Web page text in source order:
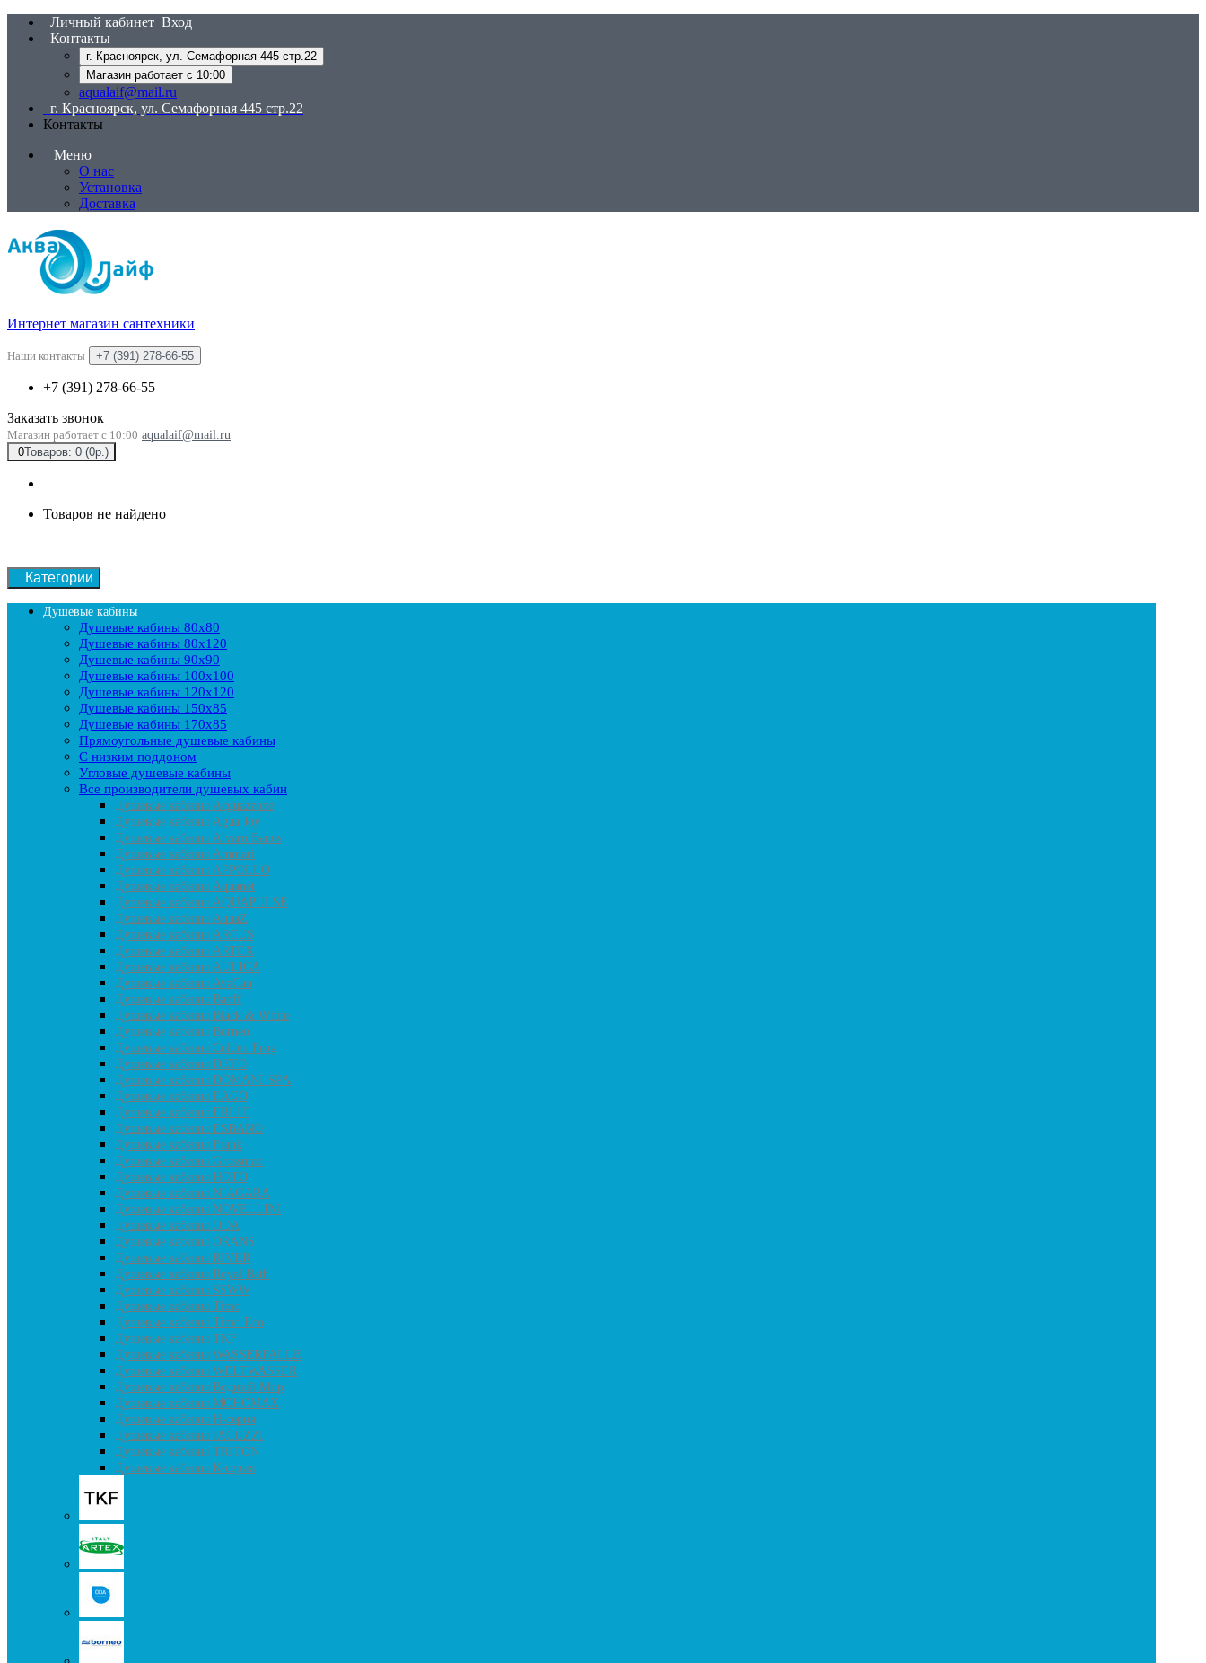
Личный кабинет Вход
Контакты
г. Красноярск, ул. Семафорная 445 стр.22
Магазин работает с 10:00
aqualaif@mail.ru
г. Красноярск, ул. Семафорная 445 стр.22
Контакты
Меню
О нас
Установка
Доставка
Интернет магазин сантехники
Наши контакты +7 (391) 278-66-55
+7 (391) 278-66-55
Заказать звонок
Магазин работает с 10:00 aqualaif@mail.ru
0Товаров: 0 (0р.)
Товаров не найдено
Категории
Душевые кабины
Душевые кабины 80x80
Душевые кабины 80x120
Душевые кабины 90х90
Душевые кабины 100x100
Душевые кабины 120x120
Душевые кабины 150x85
Душевые кабины 170x85
Прямоугольные душевые кабины
С низким поддоном
Угловые душевые кабины
Все производители душевых кабин
Душевые кабины Acguazzone
Душевые кабины Agua Joy
Душевые кабины Alvaro Banos
Душевые кабины Ammari
Душевые кабины APPOLLO
Душевые кабины Aquanet
Душевые кабины AQUAPULSE
Душевые кабины AquaZ
Душевые кабины ARCUS
Душевые кабины ARTEX
Душевые кабины AULICA
Душевые кабины AvaCan
Душевые кабины Banff
Душевые кабины Black & White
Душевые кабины Borneo
Душевые кабины Colden Frog
Душевые кабины DETO
Душевые кабины DOMANI-SPA
Душевые кабины EAGO
Душевые кабины ERLIT
Душевые кабины ESBANO
Душевые кабины Frank
Душевые кабины Grossman
Душевые кабины HOTO
Душевые кабины NIAGARA
Душевые кабины NOVELLINI
Душевые кабины ODA
Душевые кабины ORANS
Душевые кабины RIVER
Душевые кабины Royal Bath
Душевые кабины SSWW
Душевые кабины Timo
Душевые кабины Timo Eco
Душевые кабины TKF
Душевые кабины WASSERFALLE
Душевые кабины WELTWASSER
Душевые кабины Водный Мир
Душевые кабины МОНОМАХ
Душевые кабины H-серия
Душевые кабины JACUZZI
Душевые кабины TRITON
Душевые кабины К-серия